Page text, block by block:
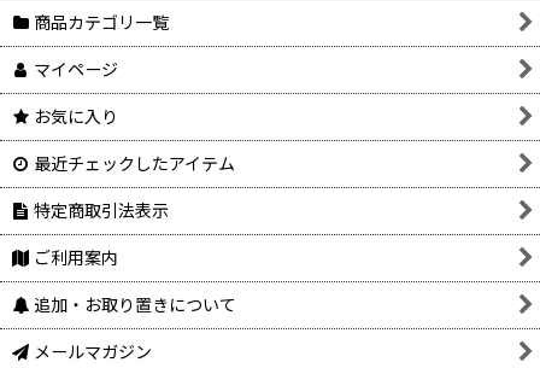
商品カテゴリ一覧
マイページ
お気に入り
最近チェックしたアイテム
特定商取引法表示
ご利用案内
追加・お取り置きについて
メールマガジン